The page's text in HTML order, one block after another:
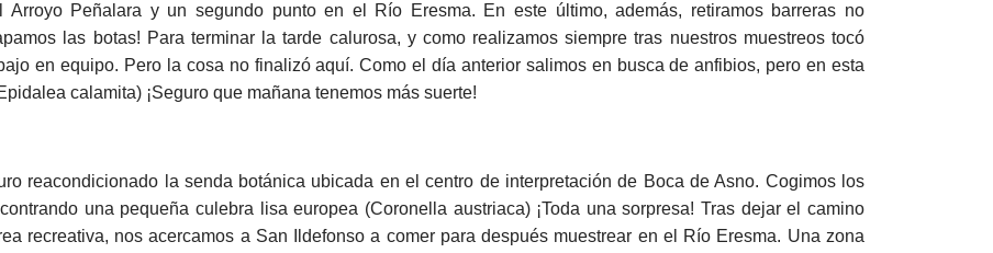
Peñalara y un segundo punto en el Río Eresma. En este último, además, retiramos barreras no
las botas! Para terminar la tarde calurosa, y como realizamos siempre tras nuestros muestreos tocó
en equipo. Pero la cosa no finalizó aquí. Como el día anterior salimos en busca de anfibios, pero en esta
calamita) ¡Seguro que mañana tenemos más suerte!
reacondicionado la senda botánica ubicada en el centro de interpretación de Boca de Asno. Cogimos los
una pequeña culebra lisa europea (Coronella austriaca) ¡Toda una sorpresa! Tras dejar el camino
recreativa, nos acercamos a San Ildefonso a comer para después muestrear en el Río Eresma. Una zona